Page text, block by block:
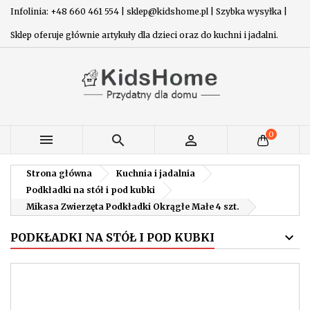
Infolinia: +48 660 461 554 | sklep@kidshome.pl | Szybka wysyłka |
Sklep oferuje głównie artykuły dla dzieci oraz do kuchni i jadalni.
   0
Strona główna
Kuchnia i jadalnia
Podkładki na stół i pod kubki
Mikasa Zwierzęta Podkładki Okrągłe Małe 4 szt.
PODKŁADKI NA STÓŁ I POD KUBKI